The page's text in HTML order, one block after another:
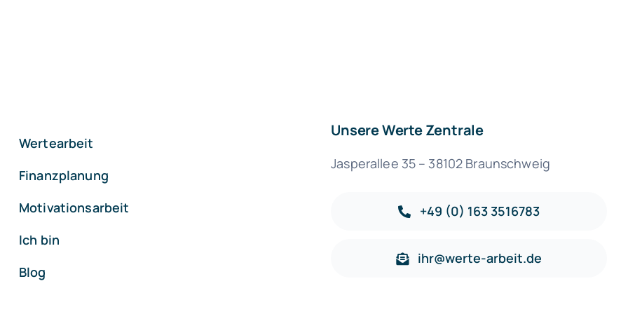
Wertearbeit
Finanzplanung
Motivationsarbeit
Ich bin
Blog
Unsere Werte Zentrale
Jasperallee 35 – 38102 Braunschweig
+49 (0) 163 3516783
ihr@werte-arbeit.de